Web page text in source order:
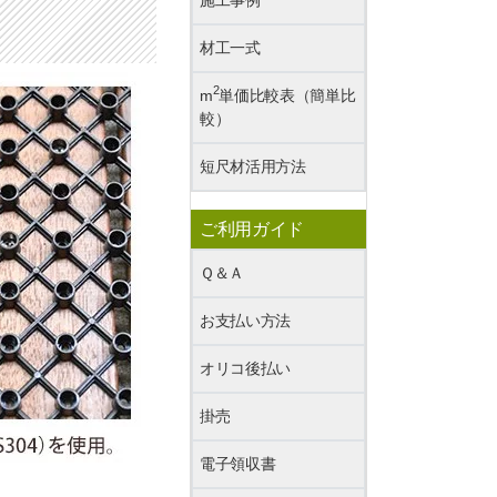
材工一式
m2単価比較表（簡単比
較）
短尺材活用方法
ご利用ガイド
Ｑ＆Ａ
お支払い方法
オリコ後払い
掛売
電子領収書